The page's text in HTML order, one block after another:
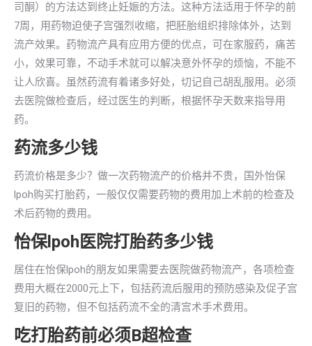
司酮）的方法达到终止妊娠的方法。这种方法适用于怀孕的前
7周，用药物迫使子宫强烈收缩，把胚胎组织排除体外，达到
流产效果。药物流产具有应用方便的优点，可在家服药，痛苦
小，效果可靠，不动手术就可以解决意外怀孕的烦恼，不能不
让人欣喜。虽然药流有着诸多好处，切记自己胡乱服用。必须
去医院做检查后，经过医生的判断，根据怀孕天数来指导用
药。
药流多少钱
药流价格是多少？做一次药物流产的价格并不贵，国外怡保
lpoh购买打胎药，一般仅仅需要药物的费用加上术前的检查及
术后药物的费用。
怡保lpoh医院打胎药多少钱
居住在怡保lpoh的朋友如果需要去医院做药物流产，各项检查
费用大概在2000元上下，包括药流后服用的预防感染及促子宫
复旧的药物，但不包括药流不全的清宫术手术费用。
吃打胎药前必须B超检查